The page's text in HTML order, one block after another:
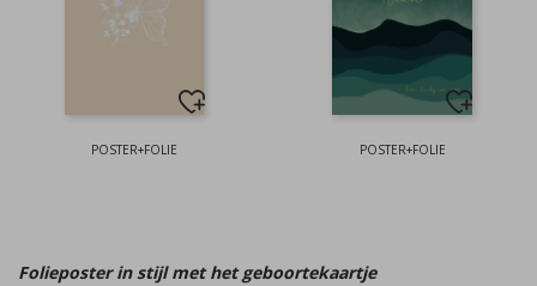
POSTER+FOLIE POSTER+FOLIE
Folieposter in stijl met het geboortekaartje